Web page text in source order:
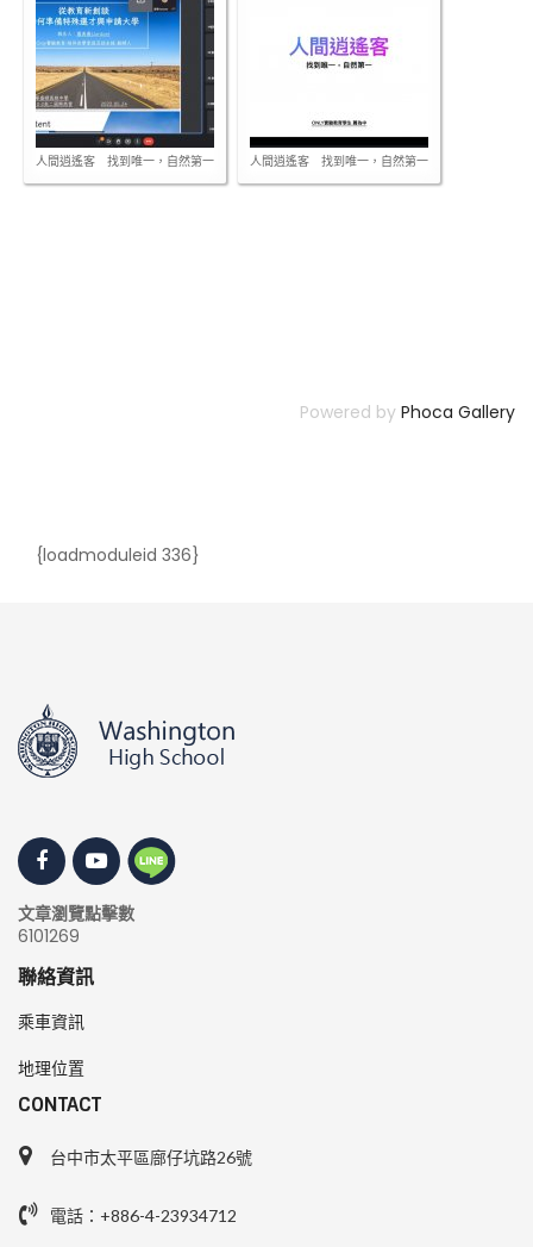
人間逍遙客 找到唯一，自然第一 人間逍遙客 找到唯一，自然第一
Powered by Phoca Gallery
{loadmoduleid 336}
文章瀏覽點擊數
6101269
聯絡資訊
乘車資訊
地理位置
CONTACT
台中市太平區廍仔坑路26號
電話：+886-4-23934712